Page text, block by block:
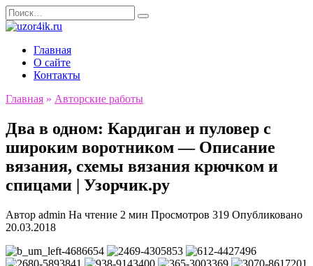
Перейти
к
Search
for:
Главная
О сайте
Контакты
Главная » Авторские работы
Два в одном: Кардиган и пуловер с
широким воротником — Описание
вязания, схемы вязания крючком и
спицами | Узорчик.ру
Автор admin На чтение 2 мин Просмотров 319 Опубликовано
20.03.2018